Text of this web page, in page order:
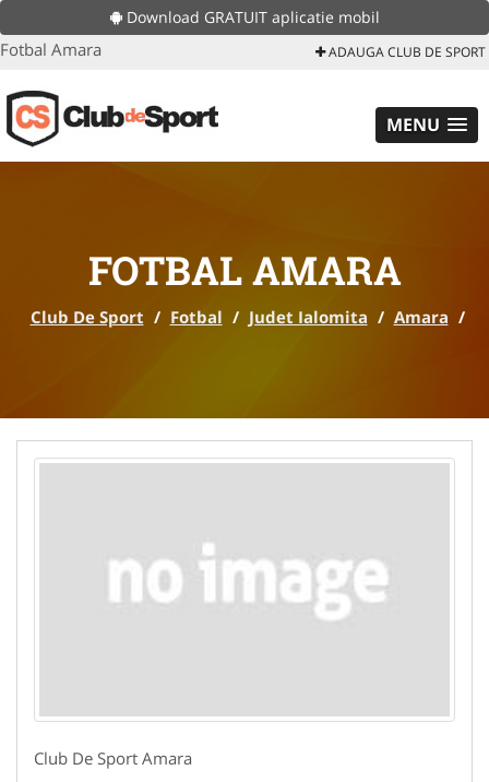
Download GRATUIT aplicatie mobil
Fotbal Amara ADAUGA CLUB DE SPORT
MENU
FOTBAL AMARA
Club De Sport / Fotbal / Judet Ialomita / Amara /
Club De Sport Amara